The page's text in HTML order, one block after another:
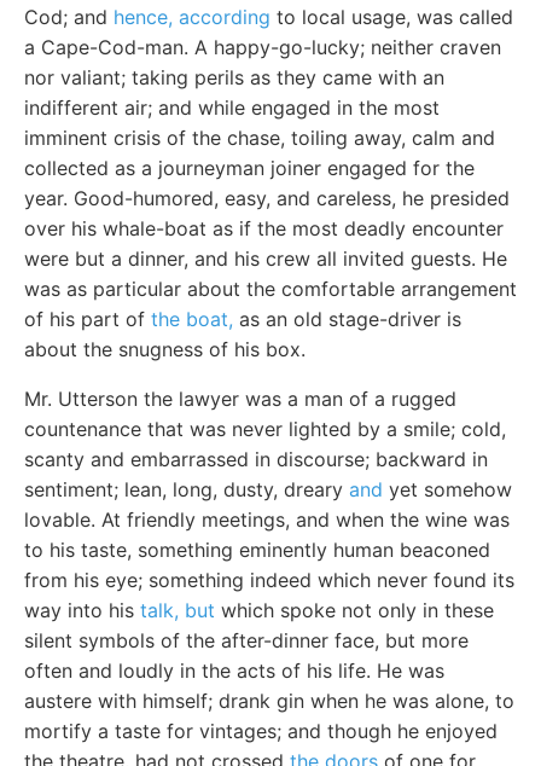
Cod; and hence, according to local usage, was called
a Cape-Cod-man. A happy-go-lucky; neither craven
nor valiant; taking perils as they came with an
indifferent air; and while engaged in the most
imminent crisis of the chase, toiling away, calm and
collected as a journeyman joiner engaged for the
year. Good-humored, easy, and careless, he presided
over his whale-boat as if the most deadly encounter
were but a dinner, and his crew all invited guests. He
was as particular about the comfortable arrangement
of his part of the boat, as an old stage-driver is
about the snugness of his box.
Mr. Utterson the lawyer was a man of a rugged
countenance that was never lighted by a smile; cold,
scanty and embarrassed in discourse; backward in
sentiment; lean, long, dusty, dreary and yet somehow
lovable. At friendly meetings, and when the wine was
to his taste, something eminently human beaconed
from his eye; something indeed which never found its
way into his talk, but which spoke not only in these
silent symbols of the after-dinner face, but more
often and loudly in the acts of his life. He was
austere with himself; drank gin when he was alone, to
mortify a taste for vintages; and though he enjoyed
the theatre, had not crossed the doors of one for